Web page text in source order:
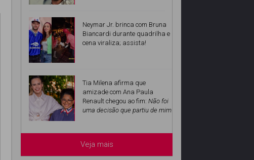
Neymar Jr. brinca com Bruna
Biancardi durante quadrilha e
cena viraliza; assista!
Tia Milena afirma que
amizade com Ana Paula
Renault chegou ao fim: Não foi
uma decisão que partiu de mim
Veja mais